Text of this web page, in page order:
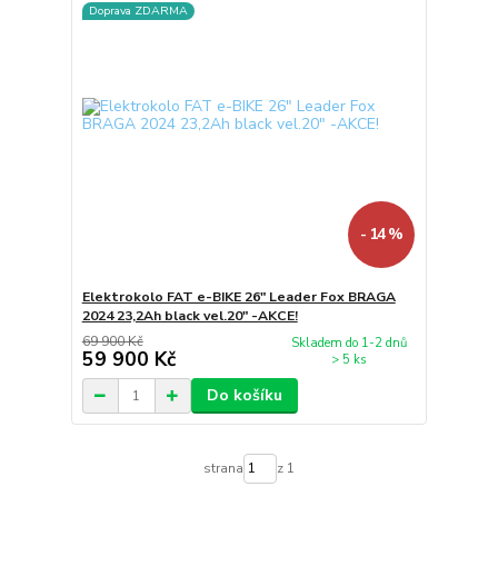
Doprava ZDARMA
- 14 %
Elektrokolo FAT e-BIKE 26" Leader Fox BRAGA
2024 23,2Ah black vel.20" -AKCE!
69 900 Kč
59 900 Kč
Skladem do 1-2 dnů
> 5 ks
Do košíku
strana z 1